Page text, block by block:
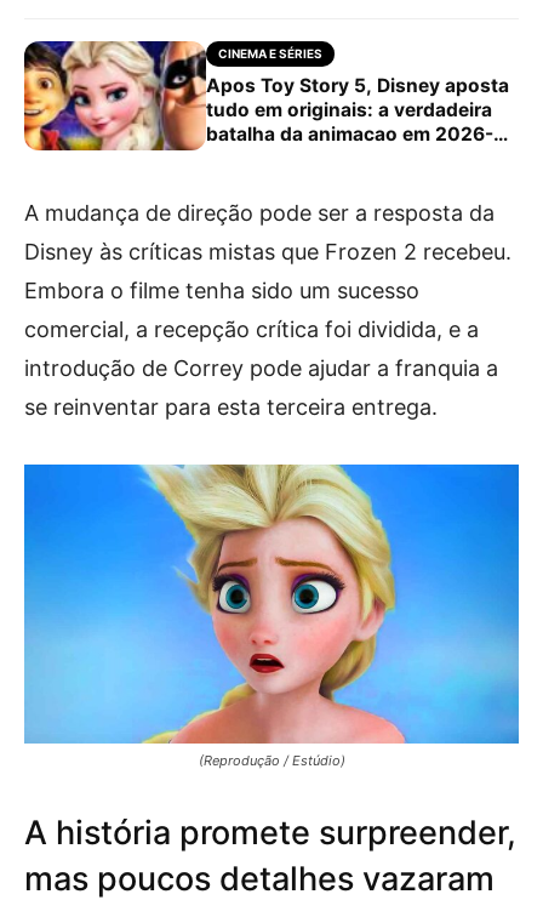
CINEMA E SÉRIES
Apos Toy Story 5, Disney aposta
tudo em originais: a verdadeira
batalha da animacao em 2026-
A mudança de direção pode ser a resposta da
Disney às críticas mistas que Frozen 2 recebeu.
Embora o filme tenha sido um sucesso
comercial, a recepção crítica foi dividida, e a
introdução de Correy pode ajudar a franquia a
se reinventar para esta terceira entrega.
(Reprodução / Estúdio)
A história promete surpreender,
mas poucos detalhes vazaram